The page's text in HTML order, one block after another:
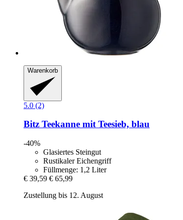
Warenkorb
5.0 (2)
Bitz Teekanne mit Teesieb, blau
-40%
Glasiertes Steingut
Rustikaler Eichengriff
Füllmenge: 1,2 Liter
€ 39,59 € 65,99
Zustellung bis 12. August